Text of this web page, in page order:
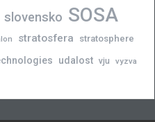
slovensko SOSA
stratosfera stratosphere
udalost vju vyzva